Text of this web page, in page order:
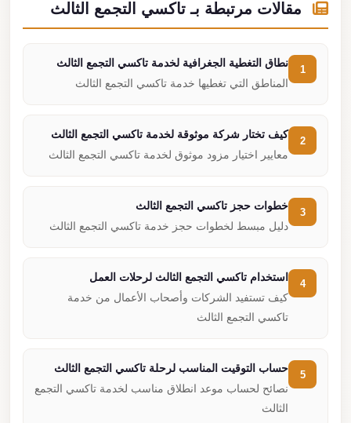
مقالات مرتبطة بـ تاكسي التجمع الثالث
نطاق التغطية الجغرافية لخدمة تاكسي التجمع الثالث
المناطق التي تغطيها خدمة تاكسي التجمع الثالث
كيف تختار شركة موثوقة لخدمة تاكسي التجمع الثالث
معايير اختيار مزود موثوق لخدمة تاكسي التجمع الثالث
خطوات حجز تاكسي التجمع الثالث
دليل مبسط لخطوات حجز خدمة تاكسي التجمع الثالث
استخدام تاكسي التجمع الثالث لرحلات العمل
كيف تستفيد الشركات وأصحاب الأعمال من خدمة
تاكسي التجمع الثالث
حساب التوقيت المناسب لرحلة تاكسي التجمع الثالث
نصائح لحساب موعد انطلاق مناسب لخدمة تاكسي التجمع
الثالث